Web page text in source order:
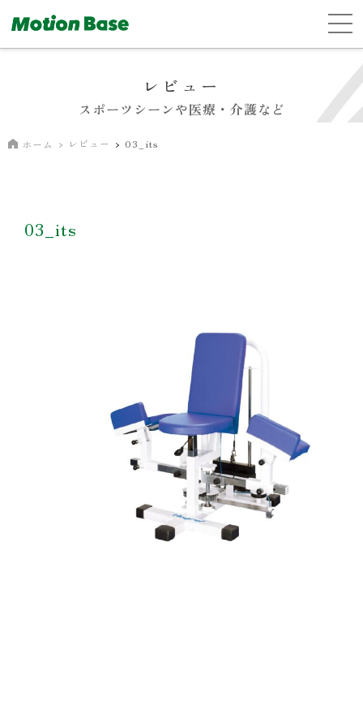
レビュー
スポーツシーンや医療・介護など
ホーム レビュー 03_its
03_its